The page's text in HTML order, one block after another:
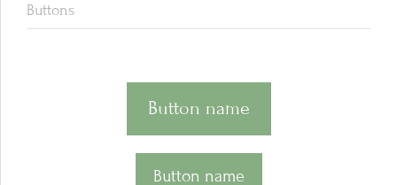
Buttons
Button name
Button name